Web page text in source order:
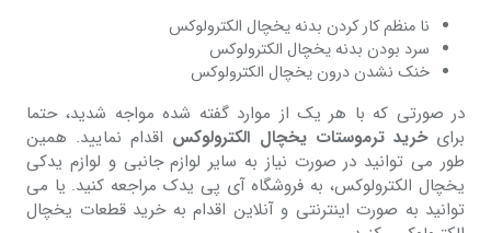
نا منظم کار کردن بدنه یخچال الکترولوکس
سرد بودن بدنه یخچال الکترولوکس
خنک نشدن درون یخچال الکترولوکس
در صورتی که با هر یک از موارد گفته شده مواجه شدید، حتما
برایخرید ترموستات یخچال الکترولوکس اقدام نمایید. همین
طور می توانید در صورت نیاز به سایر لوازم جانبی و لوازم یدکی
یخچال الکترولوکس، به فروشگاه آی پی یدک مراجعه کنید. یا می
توانید به صورت اینترنتی و آنلاین اقدام به خرید قطعات یخچال